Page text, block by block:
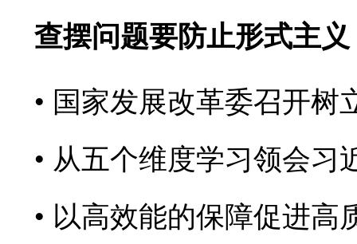
查摆问题要防止形式主义
国家发展改革委召开树
从五个维度学习领会习
以高效能的保障促进高